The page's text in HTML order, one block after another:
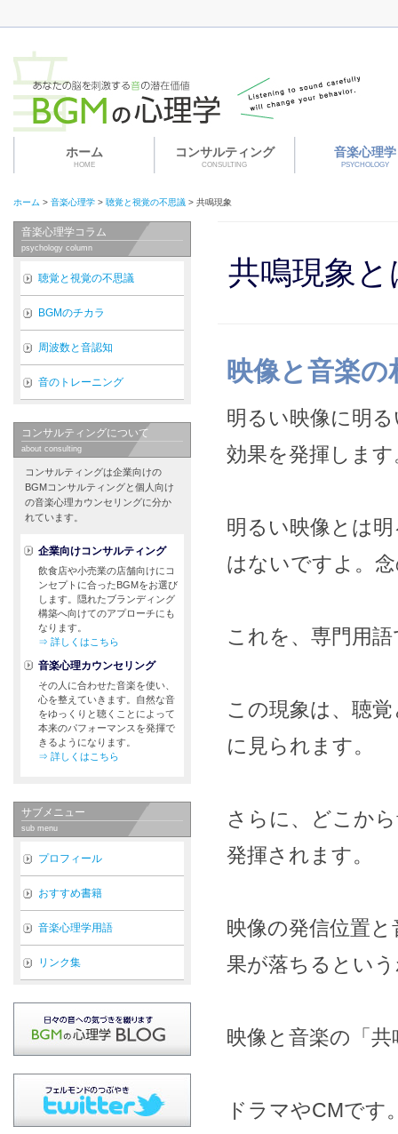
ホーム > 音楽心理学 > 聴覚と視覚の不思議 > 共鳴現象
共鳴現象と
映像と音楽
明るい映像に明
効果を発揮します
明るい映像とは
はないですよ。
これを、専門用
この現象は、聴
に見られます。
さらに、どこか
発揮されます。
映像の発信位置
果が落ちるとい
映像と音楽の「
ドラマやCMです
音楽心理学コラム
psychology column
聴覚と視覚の不思議
BGMのチカラ
周波数と音認知
音のトレーニング
コンサルティングについて
about consulting
コンサルティングは企業向けの
BGMコンサルティングと個人向け
の音楽心理カウンセリングに分か
れています。
企業向けコンサルティング
飲食店や小売業の店舗向けにコ
ンセプトに合ったBGMをお選び
します。隠れたブランディング
構築へ向けてのアプローチにも
なります。
⇒ 詳しくはこちら
音楽心理カウンセリング
その人に合わせた音楽を使い、
心を整えていきます。自然な音
をゆっくりと聴くことによって
本来のパフォーマンスを発揮で
きるようになります。
⇒ 詳しくはこちら
サブメニュー
sub menu
プロフィール
おすすめ書籍
音楽心理学用語
リンク集
ホーム
HOME
コンサルティング
CONSULTING
音楽心理学
PSYCHOLOGY